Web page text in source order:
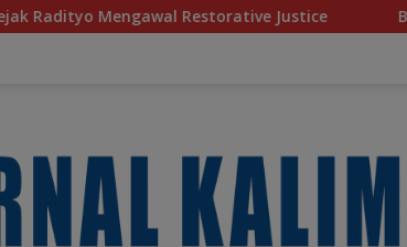
Justice Bambang Heri Purnama